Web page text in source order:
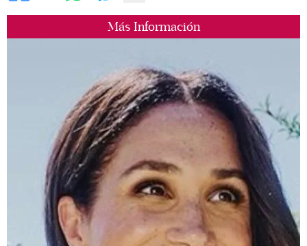
Más Información